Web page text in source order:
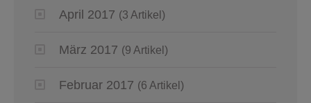
April 2017 (3 Artikel)
März 2017 (9 Artikel)
Februar 2017 (6 Artikel)